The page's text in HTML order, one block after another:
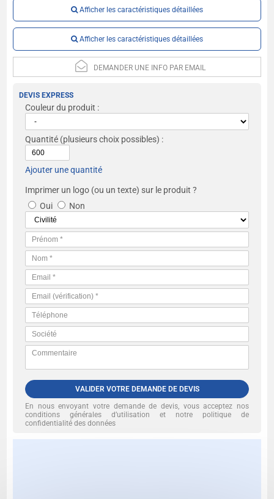
Afficher les caractéristiques détaillées
Afficher les caractéristiques détaillées
DEMANDER UNE INFO PAR EMAIL
DEVIS EXPRESS
Couleur du produit :
Quantité (plusieurs choix possibles) :
Ajouter une quantité
Imprimer un logo (ou un texte) sur le produit ?
Oui
Non
VALIDER VOTRE DEMANDE DE DEVIS
En nous envoyant votre demande de devis, vous acceptez nos
conditions générales d’utilisation et notre politique de
confidentialité des données